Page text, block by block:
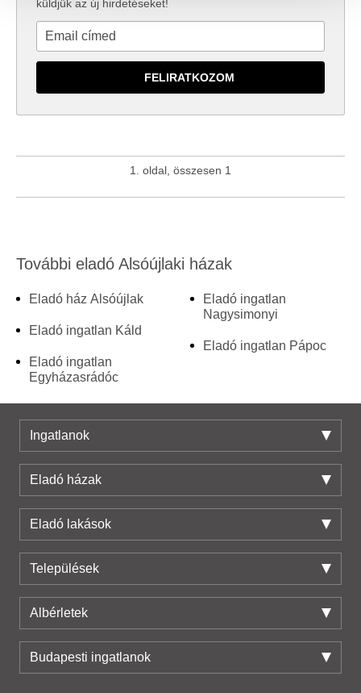
megosztjuk az Ön weboldalhasználatra vonatkozó
adatait, akik kombinálhatják az adatokat más olyan
adatokkal, amelyeket Ön adott meg számukra vagy az
Ön által használt más szolgáltatásokból gyűjtöttek.
küldjük az új hirdetéseket!
1. oldal, összesen 1
További eladó Alsóújlaki házak
Eladó ház Alsóújlak
Eladó ingatlan Káld
Eladó ingatlan
Egyházasrádóc
Eladó ingatlan
Nagysimonyi
Eladó ingatlan Pápoc
Ingatlanok
Eladó házak
Eladó lakások
Települések
Albérletek
Budapesti ingatlanok